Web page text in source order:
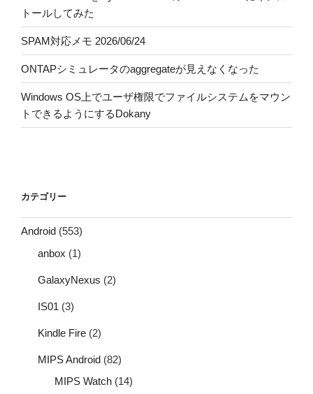
トールしてみた
SPAM対応メモ 2026/06/24
ONTAPシミュレータのaggregateが見えなくなった
Windows OS上でユーザ権限でファイルシステムをマウン
トできるようにするDokany
カテゴリー
Android (553)
anbox (1)
GalaxyNexus (2)
IS01 (3)
Kindle Fire (2)
MIPS Android (82)
MIPS Watch (14)